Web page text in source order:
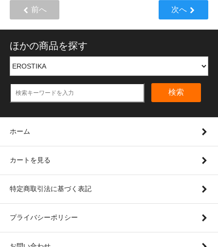
前へ 次へ
ほかの商品を探す
検索
ホーム
カートを見る
特定商取引法に基づく表記
プライバシーポリシー